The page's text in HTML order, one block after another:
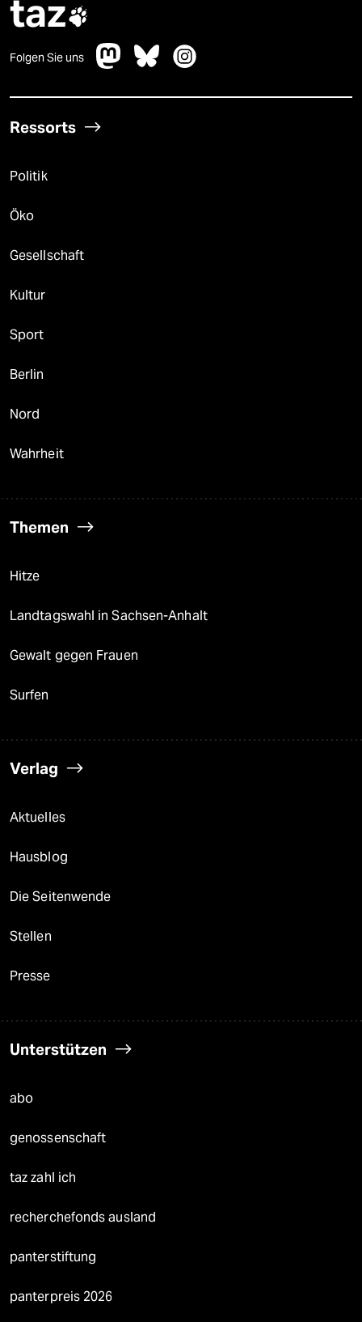
taz
Folgen Sie uns
Ressorts
Politik
Öko
Gesellschaft
Kultur
Sport
Berlin
Nord
Wahrheit
Themen
Hitze
Landtagswahl in Sachsen-Anhalt
Gewalt gegen Frauen
Surfen
Verlag
Aktuelles
Hausblog
Die Seitenwende
Stellen
Presse
Unterstützen
abo
genossenschaft
taz zahl ich
recherchefonds ausland
panterstiftung
panterpreis 2026